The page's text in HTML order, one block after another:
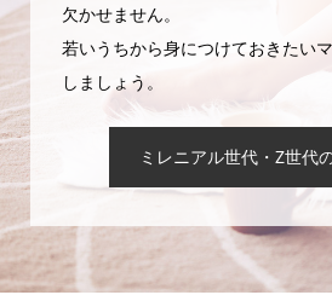
欠かせません。
若いうちから身につけておきたい
しましょう。
ミレニアル世代・Z世代